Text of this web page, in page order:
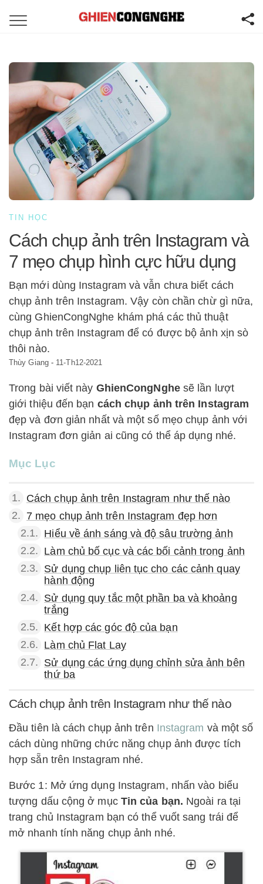
TIN HỌC
Cách chụp ảnh trên Instagram và
7 mẹo chụp hình cực hữu dụng
Bạn mới dùng Instagram và vẫn chưa biết cách
chụp ảnh trên Instagram. Vậy còn chần chừ gì nữa,
cùng GhienCongNghe khám phá các thủ thuật
chụp ảnh trên Instagram để có được bộ ảnh xịn sò
thôi nào.
Thùy Giang- 11-Th12-2021
Trong bài viết này GhienCongNghe sẽ lần lượt
giới thiệu đến bạn cách chụp ảnh trên Instagram
đẹp và đơn giản nhất và một số mẹo chụp ảnh với
Instagram đơn giản ai cũng có thể áp dụng nhé.
Mục Lục
1. Cách chụp ảnh trên Instagram như thế nào
2. 7 mẹo chụp ảnh trên Instagram đẹp hơn
2.1. Hiểu về ánh sáng và độ sâu trường ảnh
2.2. Làm chủ bố cục và các bối cảnh trong ảnh
2.3. Sử dụng chụp liên tục cho các cảnh quay
hành động
2.4. Sử dụng quy tắc một phần ba và khoảng
trắng
2.5. Kết hợp các góc độ của bạn
2.6. Làm chủ Flat Lay
2.7. Sử dụng các ứng dụng chỉnh sửa ảnh bên
thứ ba
Cách chụp ảnh trên Instagram như thế nào
Đầu tiên là cách chụp ảnh trên Instagram và một số
cách dùng những chức năng chụp ảnh được tích
hợp sẵn trên Instagram nhé.
Bước 1: Mở ứng dụng Instagram, nhấn vào biểu
tượng dấu cộng ở mụcTin của bạn. Ngoài ra tại
trang chủ Instagram bạn có thể vuốt sang trái để
mở nhanh tính năng chụp ảnh nhé.